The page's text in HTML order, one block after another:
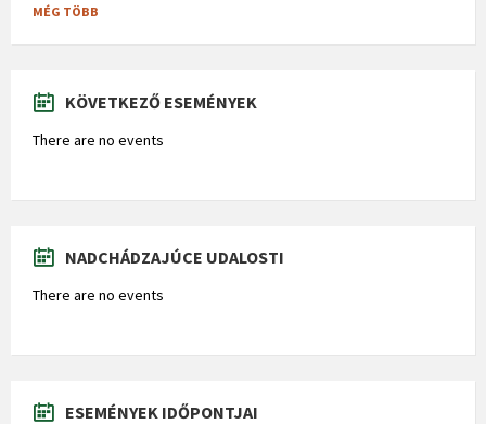
MÉG TÖBB
KÖVETKEZŐ ESEMÉNYEK
There are no events
NADCHÁDZAJÚCE UDALOSTI
There are no events
ESEMÉNYEK IDŐPONTJAI